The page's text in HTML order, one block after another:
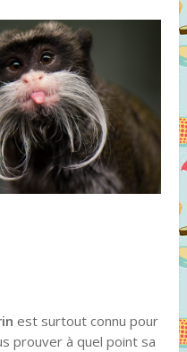
est surtout connu pour
prouver à quel point sa